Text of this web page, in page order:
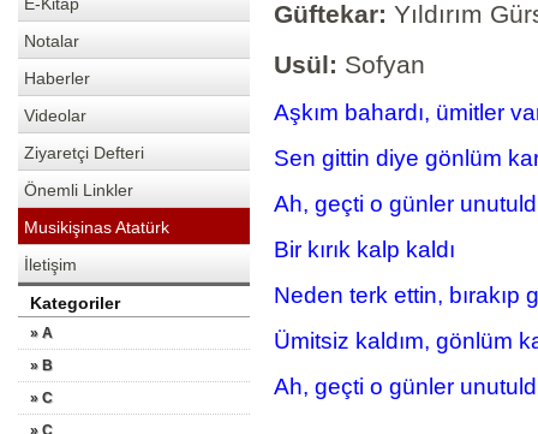
Notalar
Haberler
Videolar
Ziyaretçi Defteri
Önemli Linkler
Musikişinas Atatürk
İletişim
Kategoriler
» A
» B
» C
» Ç
Güftekar: Yıldırım
Usül: Sofyan
Aşkım bahardı,
Sen gittin diye
Ah, geçti o günler
Bir kırık kalp kaldı
Neden terk ettin,
Ümitsiz kaldım,
Ah, geçti o günler